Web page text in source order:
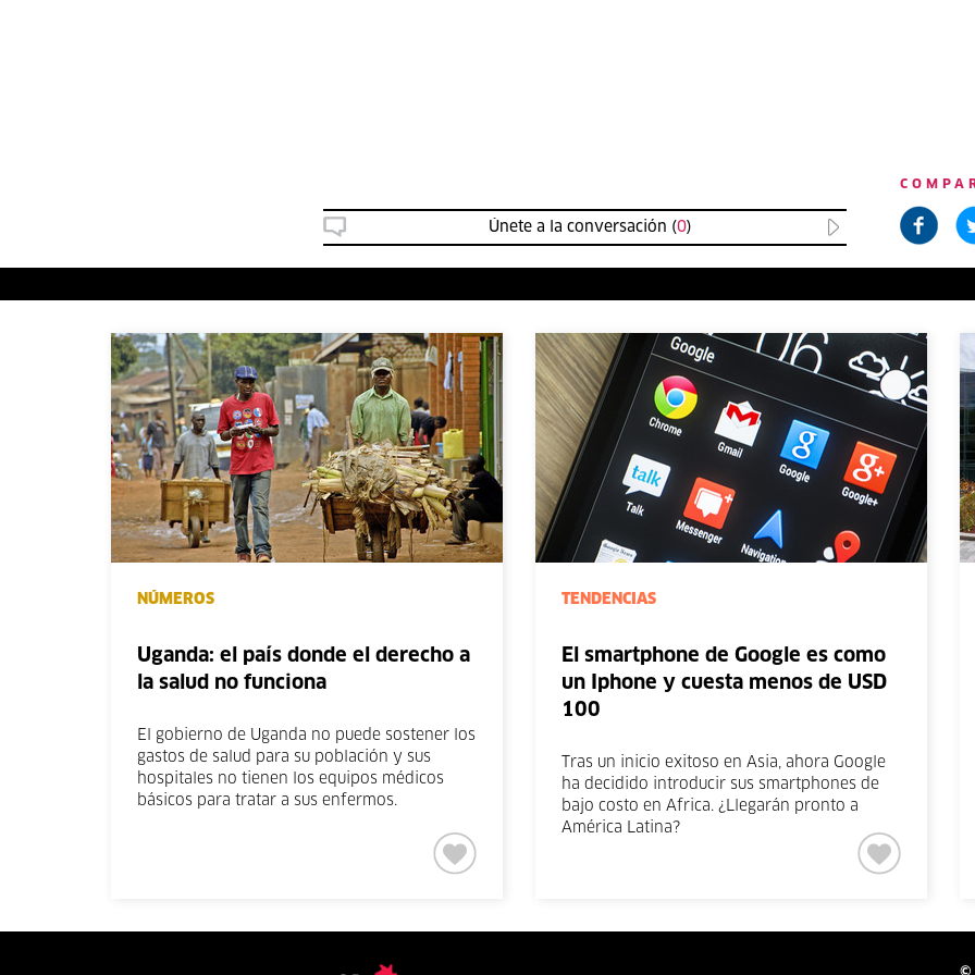
Únete a la conversación (0)
NÚMEROS
Uganda: el país donde el derecho a
la salud no funciona
El gobierno de Uganda no puede sostener los
gastos de salud para su población y sus
hospitales no tienen los equipos médicos
básicos para tratar a sus enfermos.
TENDENCIAS
El smartphone de Google es como
un Iphone y cuesta menos de USD
100
Tras un inicio exitoso en Asia, ahora Google
ha decidido introducir sus smartphones de
bajo costo en Africa. ¿Llegarán pronto a
América Latina?